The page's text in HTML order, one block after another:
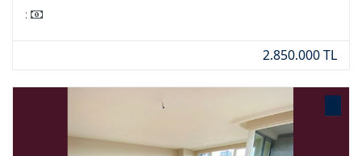
:
2.850.000 TL